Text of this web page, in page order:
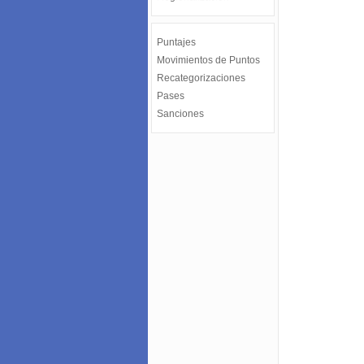
Puntajes
Movimientos de Puntos
Recategorizaciones
Pases
Sanciones